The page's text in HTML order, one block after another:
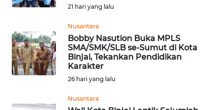
21 hari yang lalu
Nusantara
Bobby Nasution Buka MPLS
SMA/SMK/SLB se-Sumut di Kota
Binjai, Tekankan Pendidikan
Karakter
26 hari yang lalu
Nusantara
KONTAK
INFO
IKLAN